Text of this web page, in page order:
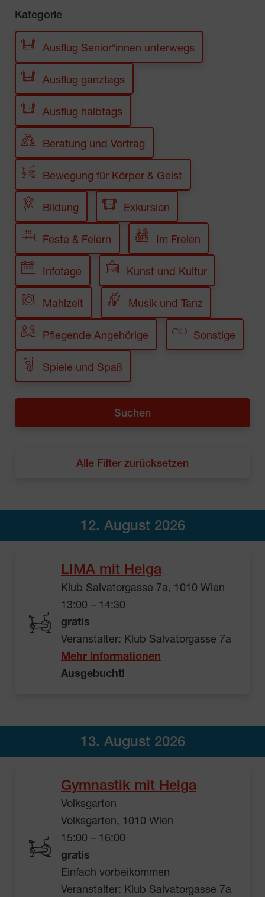
Kategorie
Ausflug Senior*innen unterwegs
Ausflug ganztags
Ausflug halbtags
Beratung und Vortrag
Bewegung für Körper & Geist
Bildung Exkursion
Feste & Feiern Im Freien
Infotage Kunst und Kultur
Mahlzeit Musik und Tanz
Pflegende Angehörige Sonstige
Spiele und Spaß
Alle Filter zurücksetzen
12. August 2026
LIMA mit Helga
Klub Salvatorgasse 7a, 1010 Wien
13:00 – 14:30
gratis
Veranstalter: Klub Salvatorgasse 7a
Mehr Informationen
Ausgebucht!
13. August 2026
Gymnastik mit Helga
Volksgarten
Volksgarten, 1010 Wien
15:00 – 16:00
gratis
Einfach vorbeikommen
Veranstalter: Klub Salvatorgasse 7a